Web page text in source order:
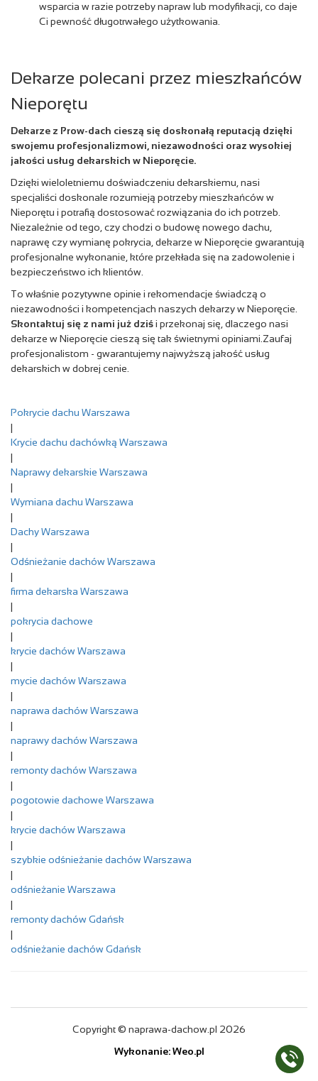
wsparcia w razie potrzeby napraw lub modyfikacji, co daje
Ci pewność długotrwałego użytkowania.
Dekarze polecani przez mieszkańców
Nieporętu
Dekarze z Prow-dach cieszą się doskonałą reputacją dzięki
swojemu profesjonalizmowi, niezawodności oraz wysokiej
jakości usług dekarskich w Nieporęcie.
Dzięki wieloletniemu doświadczeniu dekarskiemu, nasi
specjaliści doskonale rozumieją potrzeby mieszkańców w
Nieporętu i potrafią dostosować rozwiązania do ich potrzeb.
Niezależnie od tego, czy chodzi o budowę nowego dachu,
naprawę czy wymianę pokrycia, dekarze w Nieporęcie gwarantują
profesjonalne wykonanie, które przekłada się na zadowolenie i
bezpieczeństwo ich klientów.
To właśnie pozytywne opinie i rekomendacje świadczą o
niezawodności i kompetencjach naszych dekarzy w Nieporęcie.
Skontaktuj się z nami już dziśi przekonaj się, dlaczego nasi
dekarze w Nieporęcie cieszą się tak świetnymi opiniami. Zaufaj
profesjonalistom - gwarantujemy najwyższą jakość usług
dekarskich w dobrej cenie.
Pokrycie dachu Warszawa
|
Krycie dachu dachówką Warszawa
|
Naprawy dekarskie Warszawa
|
Wymiana dachu Warszawa
|
Dachy Warszawa
|
Odśnieżanie dachów Warszawa
|
firma dekarska Warszawa
|
pokrycia dachowe
|
krycie dachów Warszawa
|
mycie dachów Warszawa
|
naprawa dachów Warszawa
|
naprawy dachów Warszawa
|
remonty dachów Warszawa
|
pogotowie dachowe Warszawa
|
krycie dachów Warszawa
|
szybkie odśnieżanie dachów Warszawa
|
odśnieżanie Warszawa
|
remonty dachów Gdańsk
|
odśnieżanie dachów Gdańsk
Copyright © naprawa-dachow.pl 2026
Wykonanie: Weo.pl